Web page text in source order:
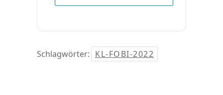
Schlagwörter: KL-FOBI-2022